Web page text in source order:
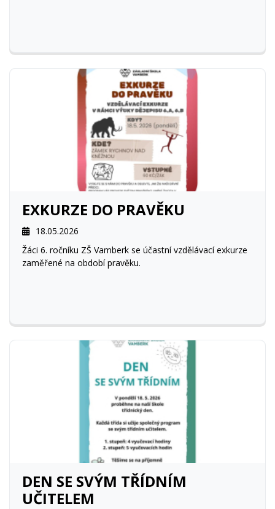
EXKURZE DO PRAVĚKU
18.05.2026
Žáci 6. ročníku ZŠ Vamberk se účastní vzdělávací exkurze
zaměřené na období pravěku.
DEN SE SVÝM TŘÍDNÍM
UČITELEM